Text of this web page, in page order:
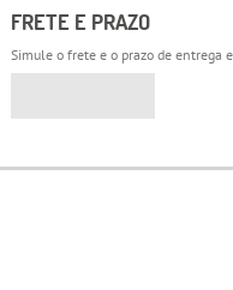
FRETE E PRAZO
Simule o frete e o prazo de entrega